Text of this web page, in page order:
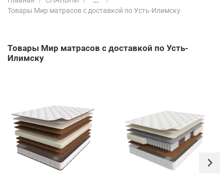
Товары Мир матрасов с доставкой по Усть-Илимску
Товары Мир матрасов с доставкой по Усть-
Илимску